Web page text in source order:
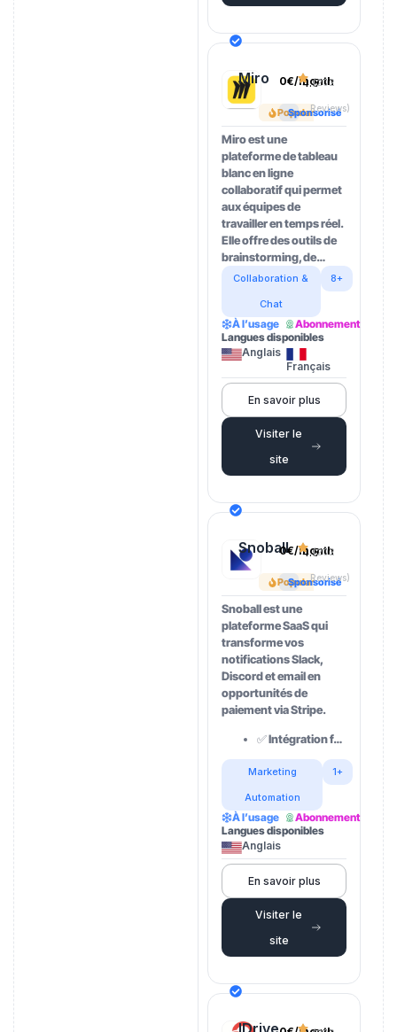
Miro
Popular
Sponsorisé
0€/month
4.5(202
Reviews)
Miro est une
plateforme de tableau
blanc en ligne
collaboratif qui permet
aux équipes de
travailler en temps réel.
Elle offre des outils de
brainstorming, de…
Collaboration &
Chat
8+
À l’usage
Abonnement
Langues disponibles
Anglais
Français
En savoir plus
Visiter le
site
Snoball
Popular
Sponsorisé
0€/month
4.5(202
Reviews)
Snoball est une
plateforme SaaS qui
transforme vos
notifications Slack,
Discord et email en
opportunités de
paiement via Stripe.
✅ Intégration f…
Marketing
Automation
1+
À l’usage
Abonnement
Langues disponibles
Anglais
En savoir plus
Visiter le
site